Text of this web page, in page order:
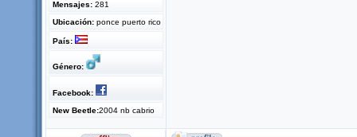
Mensajes: 281
Ubicación: ponce puerto rico
País:
Género:
Facebook:
New Beetle:2004 nb cabrio